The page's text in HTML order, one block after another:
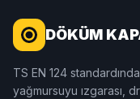
DÖKÜM
TS EN 124
yağmursuyu ızgarası,